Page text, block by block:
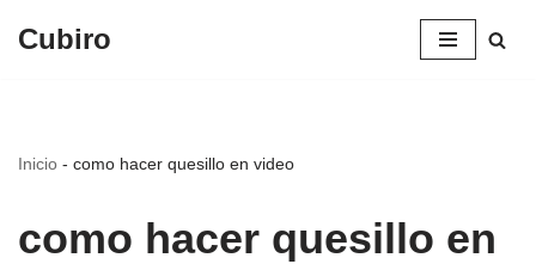
Cubiro
Inicio - como hacer quesillo en video
como hacer quesillo en